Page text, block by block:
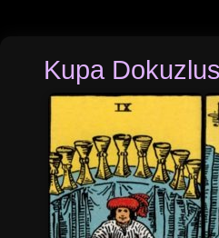
Kupa